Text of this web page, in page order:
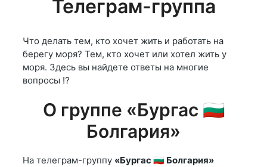
Телеграм-группа
Что делать тем, кто хочет жить и работать на
берегу моря? Тем, кто хочет или хотел жить у
моря. Здесь вы найдете ответы на многие
вопросы ⁉️
О группе «Бургас 🇧🇬
Болгария»
На телеграм-группу «Бургас 🇧🇬 Болгария»